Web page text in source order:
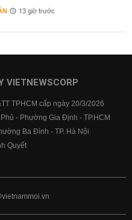
13 giờ trước
VIETNEWSCORP
TPHCM cấp ngày 20/3/2026
- Phường Gia Định - TP.HCM
Ba Đình - TP. Hà Nội
Quyết